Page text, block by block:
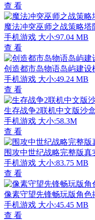
查 看
魔法冲突巫师之战策略塔
手机游戏 大小:97.04 MB
查 看
创造都市岛物语岛屿建设
手机游戏 大小:49.24 MB
查 看
生存战争2联机中文版沙
手机游戏 大小:58.3M
查 看
围攻中世纪战略完整版真
手机游戏 大小:83.75 MB
查 看
像素守望先锋畅玩版角色
手机游戏 大小:45.45 MB
查 看